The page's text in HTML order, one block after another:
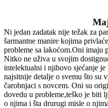
Ni jedan zadatak nije težak za
šarmantne manire kojima
probleme sa lakoćom.Oni imaju
Nitko ne uživa u svojim
intelektualni i njihovo sjećanje
najsitnije detalje o svemu što
čarobnjaci s novcem. Oni su
dovedu u probleme,teško je biti
o njima i šta drurugi misle o